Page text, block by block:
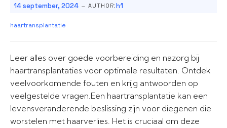
14 september, 2024 - AUTHOR:h1
haartransplantatie
Leer alles over goede voorbereiding en nazorg bij
haartransplantaties voor optimale resultaten. Ontdek
veelvoorkomende fouten en krijg antwoorden op
veelgestelde vragen.Een haartransplantatie kan een
levensveranderende beslissing zijn voor diegenen die
worstelen met haarverlies. Het is cruciaal om deze